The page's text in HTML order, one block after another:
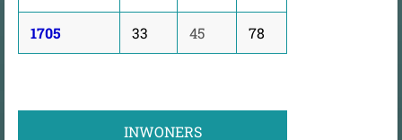
1705 33 45 78
INWONERS